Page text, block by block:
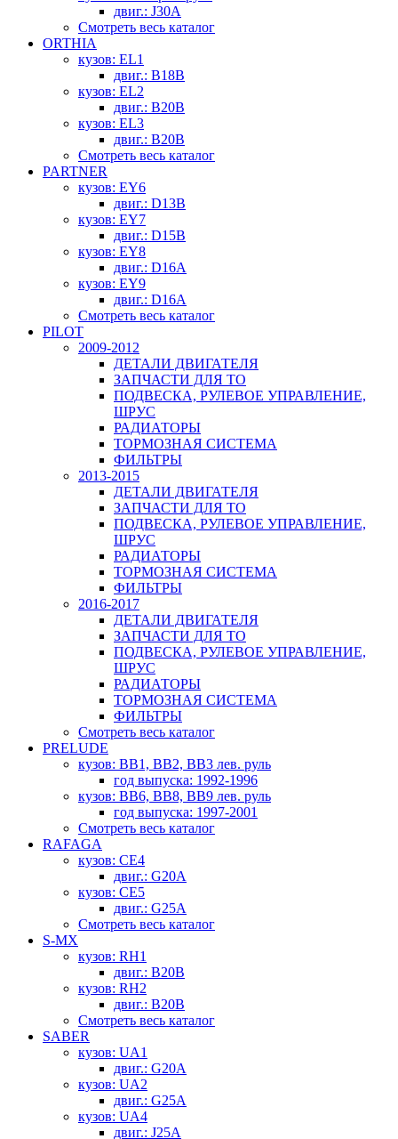
двиг.: J30A
Смотреть весь каталог
ORTHIA
кузов: EL1
двиг.: B18B
кузов: EL2
двиг.: B20B
кузов: EL3
двиг.: B20B
Смотреть весь каталог
PARTNER
кузов: EY6
двиг.: D13B
кузов: EY7
двиг.: D15B
кузов: EY8
двиг.: D16A
кузов: EY9
двиг.: D16A
Смотреть весь каталог
PILOT
2009-2012
ДЕТАЛИ ДВИГАТЕЛЯ
ЗАПЧАСТИ ДЛЯ ТО
ПОДВЕСКА, РУЛЕВОЕ УПРАВЛЕНИЕ,
ШРУС
РАДИАТОРЫ
ТОРМОЗНАЯ СИСТЕМА
ФИЛЬТРЫ
2013-2015
ДЕТАЛИ ДВИГАТЕЛЯ
ЗАПЧАСТИ ДЛЯ ТО
ПОДВЕСКА, РУЛЕВОЕ УПРАВЛЕНИЕ,
ШРУС
РАДИАТОРЫ
ТОРМОЗНАЯ СИСТЕМА
ФИЛЬТРЫ
2016-2017
ДЕТАЛИ ДВИГАТЕЛЯ
ЗАПЧАСТИ ДЛЯ ТО
ПОДВЕСКА, РУЛЕВОЕ УПРАВЛЕНИЕ,
ШРУС
РАДИАТОРЫ
ТОРМОЗНАЯ СИСТЕМА
ФИЛЬТРЫ
Смотреть весь каталог
PRELUDE
кузов: BB1, BB2, BB3 лев. руль
год выпуска: 1992-1996
кузов: BB6, BB8, BB9 лев. руль
год выпуска: 1997-2001
Смотреть весь каталог
RAFAGA
кузов: CE4
двиг.: G20A
кузов: CE5
двиг.: G25A
Смотреть весь каталог
S-MX
кузов: RH1
двиг.: B20B
кузов: RH2
двиг.: B20B
Смотреть весь каталог
SABER
кузов: UA1
двиг.: G20A
кузов: UA2
двиг.: G25A
кузов: UA4
двиг.: J25A